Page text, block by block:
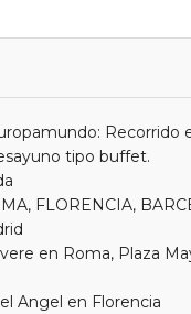
tipo buffet.
FLORENCIA,
en Roma, Plaza
Angel en Florencia